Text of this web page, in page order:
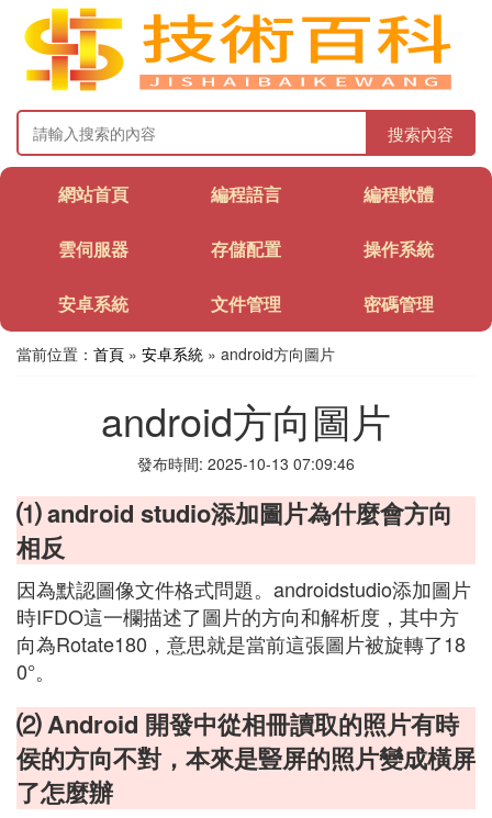
搜索內容
網站首頁 編程語言 編程軟體
雲伺服器 存儲配置 操作系統
安卓系統 文件管理 密碼管理
當前位置： 首頁 » 安卓系統 » android方向圖片
android方向圖片
發布時間: 2025-10-13 07:09:46
⑴ android studio添加圖片為什麼會方向
相反
因為默認圖像文件格式問題。androidstudio添加圖片
時IFDO這一欄描述了圖片的方向和解析度，其中方
向為Rotate180，意思就是當前這張圖片被旋轉了18
0°。
⑵ Android 開發中從相冊讀取的照片有時
侯的方向不對，本來是豎屏的照片變成橫屏
了怎麼辦